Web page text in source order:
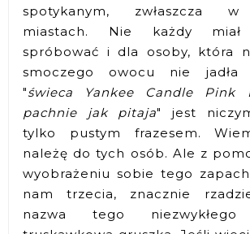
spotykanym, zwłaszcza w
miastach. Nie każdy
spróbować i dla osoby, która
smoczego owocu nie jadła
"świeca Yankee Candle Pink
pachnie jak pitaja" jest
tylko pustym frazesem.
należę do tych osób. Ale z
wyobrażeniu sobie tego
nam trzecia, znacznie
nazwa tego